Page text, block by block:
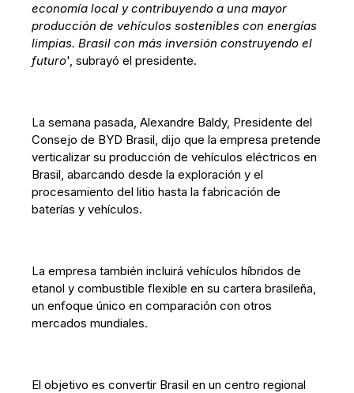
economía local y contribuyendo a una mayor
producción de vehículos sostenibles con energías
limpias. Brasil con más inversión construyendo el
futuro', subrayó el presidente.
La semana pasada, Alexandre Baldy, Presidente del
Consejo de BYD Brasil, dijo que la empresa pretende
verticalizar su producción de vehículos eléctricos en
Brasil, abarcando desde la exploración y el
procesamiento del litio hasta la fabricación de
baterías y vehículos.
La empresa también incluirá vehículos híbridos de
etanol y combustible flexible en su cartera brasileña,
un enfoque único en comparación con otros
mercados mundiales.
El objetivo es convertir Brasil en un centro regional